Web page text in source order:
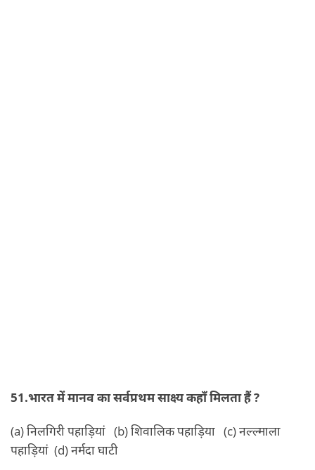
51.भारत में मानव का सर्वप्रथम साक्ष्य कहाँ मिलता हैं ?
(a) निलगिरी पहाड़ियां (b) शिवालिक पहाड़िया (c) नल्ल्माला
पहाड़ियां (d) नर्मदा घाटी